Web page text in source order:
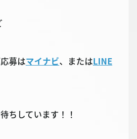
募はマイナビ、またはLINE
ちしています！！